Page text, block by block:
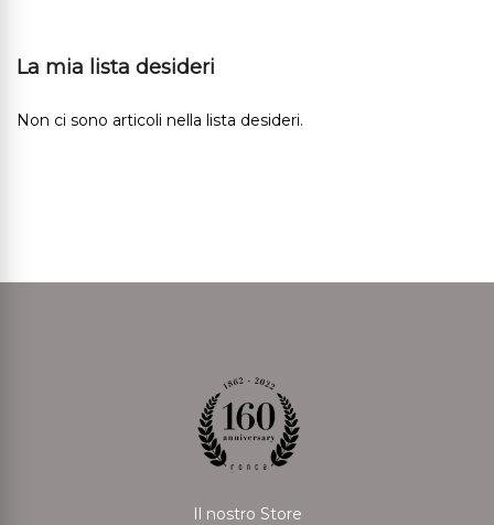
La mia lista desideri
Non ci sono articoli nella lista desideri.
Il nostro Store